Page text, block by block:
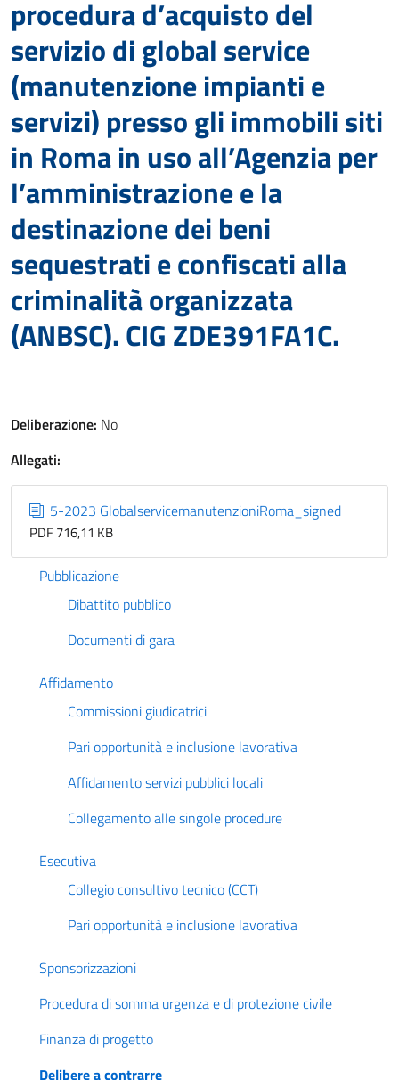
procedura d’acquisto del
servizio di global service
(manutenzione impianti e
servizi) presso gli immobili siti
in Roma in uso all’Agenzia per
l’amministrazione e la
destinazione dei beni
sequestrati e confiscati alla
criminalità organizzata
(ANBSC). CIG ZDE391FA1C.
Deliberazione: No
Allegati:
5-2023 GlobalservicemanutenzioniRoma_signed
PDF 716,11 KB
Pubblicazione
Dibattito pubblico
Documenti di gara
Affidamento
Commissioni giudicatrici
Pari opportunità e inclusione lavorativa
Affidamento servizi pubblici locali
Collegamento alle singole procedure
Esecutiva
Collegio consultivo tecnico (CCT)
Pari opportunità e inclusione lavorativa
Sponsorizzazioni
Procedura di somma urgenza e di protezione civile
Finanza di progetto
Delibere a contrarre